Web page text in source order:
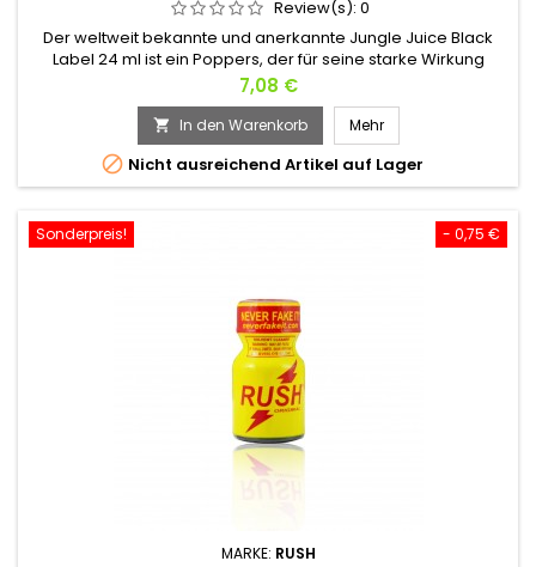
Review(s): 0
Der weltweit bekannte und anerkannte Jungle Juice Black
Label 24 ml ist ein Poppers, der für seine starke Wirkung
bekannt ist.Basierend auf Amyl wird es Ihre Sexualität in
Sekunden entfesseln. BDSM oder Knechtschaft? Lass deine
dunkle Seite übernehmen.
Preis
7,08 €
 In den Warenkorb Mehr
 Nicht ausreichend Artikel auf Lager
- 0,75 €
Sonderpreis!
MARKE: RUSH